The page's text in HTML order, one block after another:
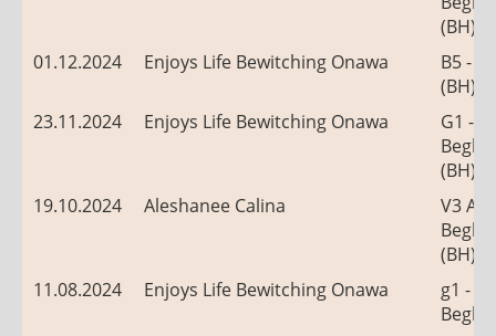
(BH)
01.12.2024
Enjoys Life Bewitching Onawa
B5 -
(BH)
23.11.2024
Enjoys Life Bewitching Onawa
G1 -
(BH)
19.10.2024
Aleshanee Calina
V3
(BH)
11.08.2024
Enjoys Life Bewitching Onawa
g1 -